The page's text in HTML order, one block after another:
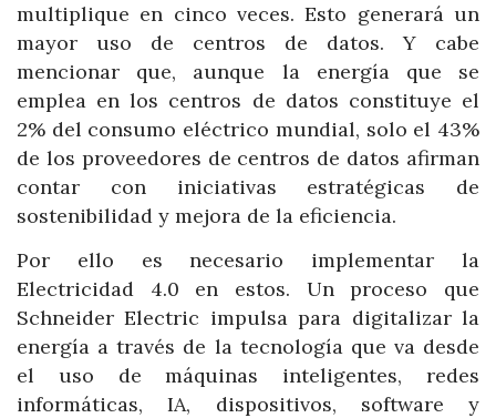
multiplique en cinco veces. Esto generará un
mayor uso de centros de datos. Y cabe
mencionar que, aunque la energía que se
emplea en los centros de datos constituye el
2% del consumo eléctrico mundial, solo el 43%
de los proveedores de centros de datos afirman
contar con iniciativas estratégicas de
sostenibilidad y mejora de la eficiencia.
Por ello es necesario implementar la
Electricidad 4.0 en estos. Un proceso que
Schneider Electric impulsa para digitalizar la
energía a través de la tecnología que va desde
el uso de máquinas inteligentes, redes
informáticas, IA, dispositivos, software y